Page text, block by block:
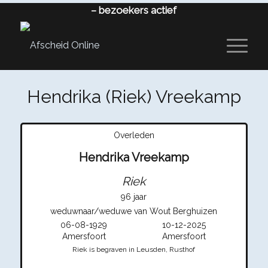
– bezoekers actief
Hendrika (Riek) Vreekamp
Overleden
Hendrika Vreekamp
Riek
96 jaar
weduwnaar/weduwe van Wout Berghuizen
06-08-1929
10-12-2025
Amersfoort
Amersfoort
Riek is begraven in Leusden, Rusthof